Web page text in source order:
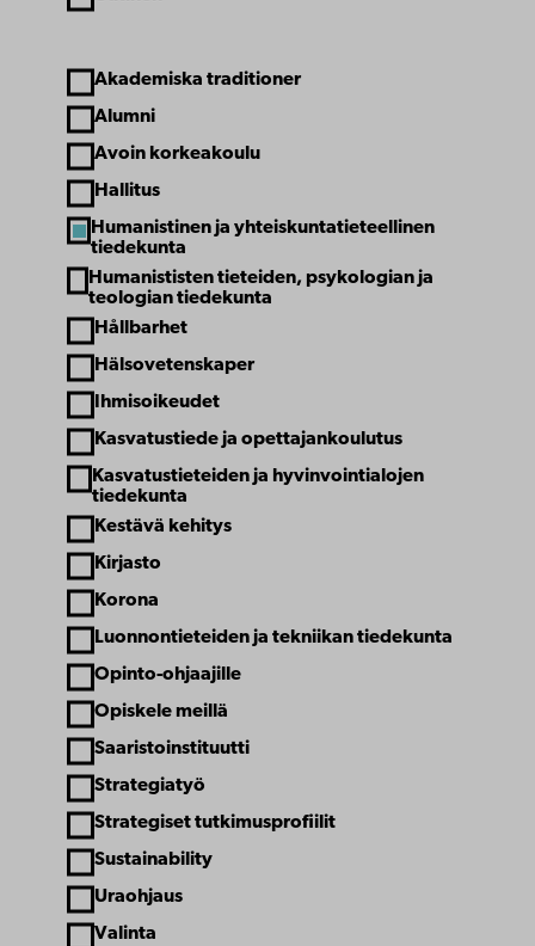
Article theme
Akademiska traditioner
Alumni
Avoin korkeakoulu
Hallitus
Humanistinen ja yhteiskuntatieteellinen
tiedekunta
Humanististen tieteiden, psykologian ja
teologian tiedekunta
Hållbarhet
Hälsovetenskaper
Ihmisoikeudet
Kasvatustiede ja opettajankoulutus
Kasvatustieteiden ja hyvinvointialojen
tiedekunta
Kestävä kehitys
Kirjasto
Korona
Luonnontieteiden ja tekniikan tiedekunta
Opinto-ohjaajille
Opiskele meillä
Saaristoinstituutti
Strategiatyö
Strategiset tutkimusprofiilit
Sustainability
Uraohjaus
Valinta